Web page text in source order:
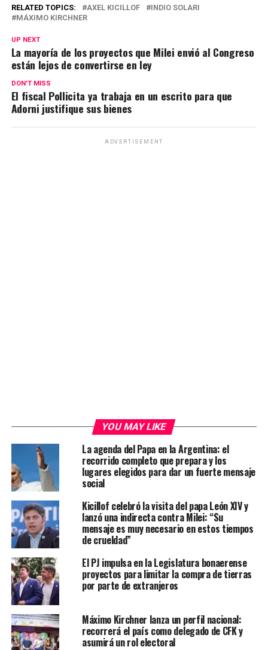
at
A
p
p
ce
o
o
k
e
a
m
ail py
n
m
ar
RELATED TOPICS: AXEL KICILLOF
INDIO SOLARI
MÁXIMO KIRCHNER
UP NEXT
La mayoría de los proyectos que Milei envió al Congreso
están lejos de convertirse en ley
DON'T MISS
El fiscal Pollicita ya trabaja en un escrito para que
Adorni justifique sus bienes
ADVERTISEMENT
YOU MAY LIKE
La agenda del Papa en la Argentina: el
recorrido completo que prepara y los
lugares elegidos para dar un fuerte mensaje
social
Kicillof celebró la visita del papa León XIV y
lanzó una indirecta contra Milei: “Su
mensaje es muy necesario en estos tiempos
de crueldad”
El PJ impulsa en la Legislatura bonaerense
proyectos para limitar la compra de tierras
por parte de extranjeros
Máximo Kirchner lanza un perfil nacional:
recorrerá el país como delegado de CFK y
asumirá un rol electoral